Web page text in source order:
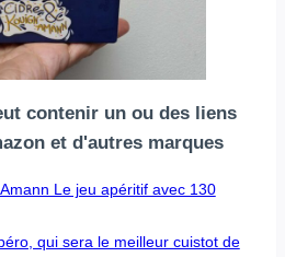
contenir un ou des liens
et d'autres marques
Le jeu apéritif avec 130
qui sera le meilleur cuistot de